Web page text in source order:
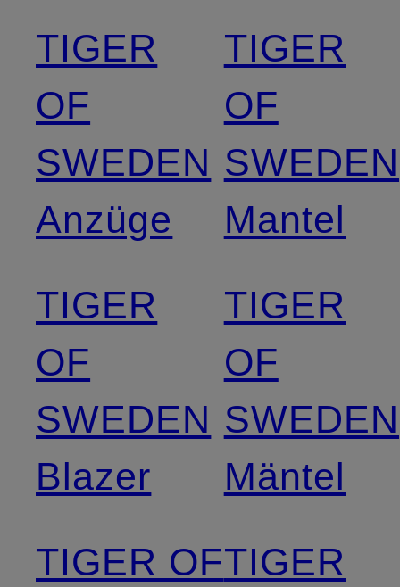
TIGER
OF
SWEDEN
Anzüge
TIGER
OF
SWEDEN
Blazer
TIGER OF
TIGER
OF
SWEDEN
Mantel
TIGER
OF
SWEDEN
Mäntel
TIGER